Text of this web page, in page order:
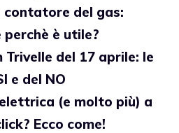
del gas:
perchè è utile?
Trivelle del 17 aprile: le
e del NO
(e molto più) a
Ecco come!